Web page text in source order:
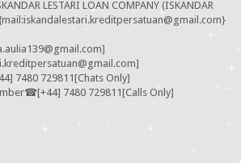
LESTARI LOAN COMPANY (ISKANDAR
{mail:iskandalestari.kreditpersatuan@gmail.com}
7480 729811[Chats Only]
7480 729811[Calls Only]